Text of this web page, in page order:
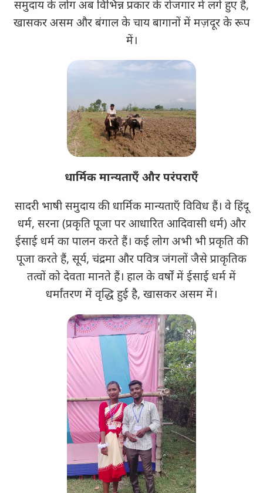
समुदाय के लोग अब विभिन्न प्रकार के रोजगार में लगे हुए हैं,
खासकर असम और बंगाल के चाय बागानों में मज़दूर के रूप
में।
धार्मिक मान्यताएँ और परंपराएँ
सादरी भाषी समुदाय की धार्मिक मान्यताएँ विविध हैं। वे हिंदू
धर्म, सरना (प्रकृति पूजा पर आधारित आदिवासी धर्म) और
ईसाई धर्म का पालन करते हैं। कई लोग अभी भी प्रकृति की
पूजा करते हैं, सूर्य, चंद्रमा और पवित्र जंगलों जैसे प्राकृतिक
तत्वों को देवता मानते हैं। हाल के वर्षों में ईसाई धर्म में
धर्मांतरण में वृद्धि हुई है, खासकर असम में।